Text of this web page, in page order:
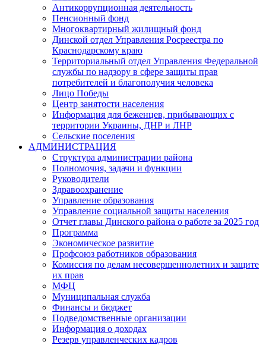
Антикоррупционная деятельность
Пенсионный фонд
Многоквартирный жилищный фонд
Динской отдел Управления Росреестра по
Краснодарскому краю
Территориальный отдел Управления Федеральной
службы по надзору в сфере защиты прав
потребителей и благополучия человека
Лицо Победы
Центр занятости населения
Информация для беженцев, прибывающих с
территории Украины, ДНР и ЛНР
Сельские поселения
АДМИНИСТРАЦИЯ
Структура администрации района
Полномочия, задачи и функции
Руководители
Здравоохранение
Управление образования
Управление социальной защиты населения
Отчет главы Динского района о работе за 2025 год
Программа
Экономическое развитие
Профсоюз работников образования
Комиссия по делам несовершеннолетних и защите
их прав
МФЦ
Муниципальная служба
Финансы и бюджет
Подведомственные организации
Информация о доходах
Резерв управленческих кадров